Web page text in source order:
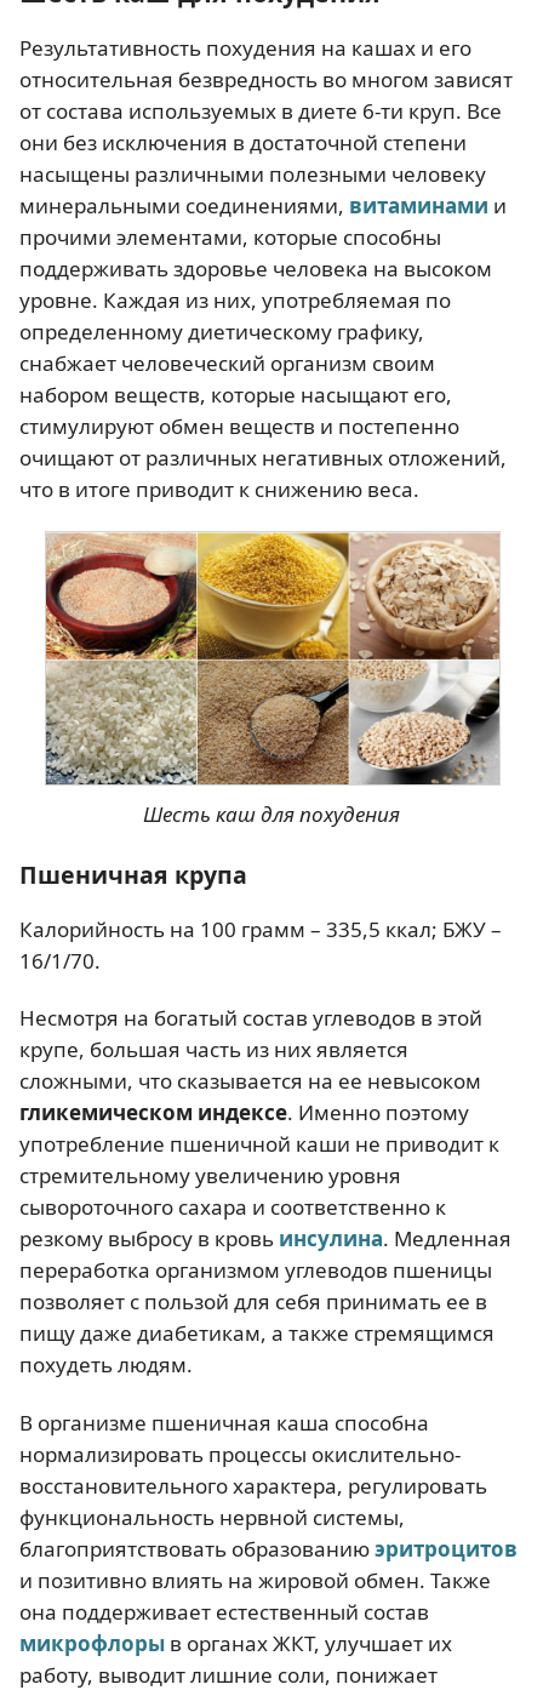
Результативность похудения на кашах и его
относительная безвредность во многом зависят
от состава используемых в диете 6-ти круп. Все
они без исключения в достаточной степени
насыщены различными полезными человеку
минеральными соединениями, витаминами и
прочими элементами, которые способны
поддерживать здоровье человека на высоком
уровне. Каждая из них, употребляемая по
определенному диетическому графику,
снабжает человеческий организм своим
набором веществ, которые насыщают его,
стимулируют обмен веществ и постепенно
очищают от различных негативных отложений,
что в итоге приводит к снижению веса.
Шесть каш для похудения
Пшеничная крупа
Калорийность на 100 грамм – 335,5 ккал; БЖУ –
16/1/70.
Несмотря на богатый состав углеводов в этой
крупе, большая часть из них является
сложными, что сказывается на ее невысоком
гликемическом индексе. Именно поэтому
употребление пшеничной каши не приводит к
стремительному увеличению уровня
сывороточного сахара и соответственно к
резкому выбросу в кровь инсулина. Медленная
переработка организмом углеводов пшеницы
позволяет с пользой для себя принимать ее в
пищу даже диабетикам, а также стремящимся
похудеть людям.
В организме пшеничная каша способна
нормализировать процессы окислительно-
восстановительного характера, регулировать
функциональность нервной системы,
благоприятствовать образованиюэритроцитов
и позитивно влиять на жировой обмен. Также
она поддерживает естественный состав
микрофлоры в органах ЖКТ, улучшает их
работу, выводит лишние соли, понижает